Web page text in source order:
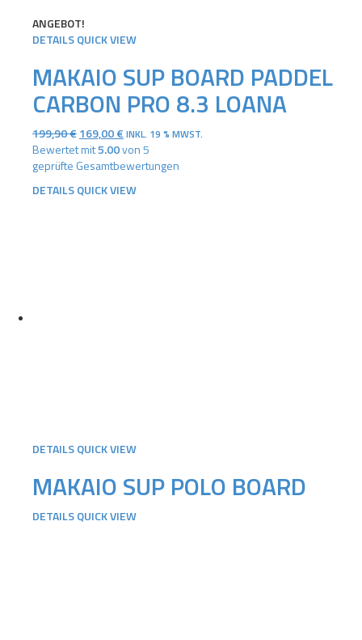
ANGEBOT!
DETAILSQUICK VIEW
MAKAIO SUP BOARD PADDEL
CARBON PRO 8.3 LOANA
199,90€URSPRÜNGLICHER
PREIS
WAR:
169,00€AKTUELLER
PREIS
IST:
INKL. 19 % MWST.
Bewertet mit5.00von 5
geprüfte Gesamtbewertungen
DETAILSQUICK VIEW
DETAILSQUICK VIEW
MAKAIO SUP POLO BOARD
DETAILSQUICK VIEW